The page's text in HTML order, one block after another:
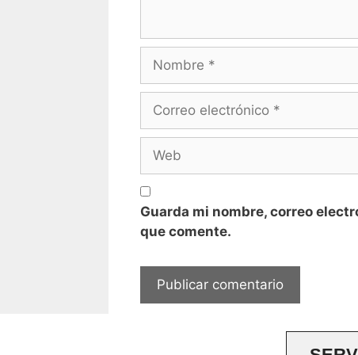
Nombre
Correo
Web
Guarda mi nombre, correo
que comente.